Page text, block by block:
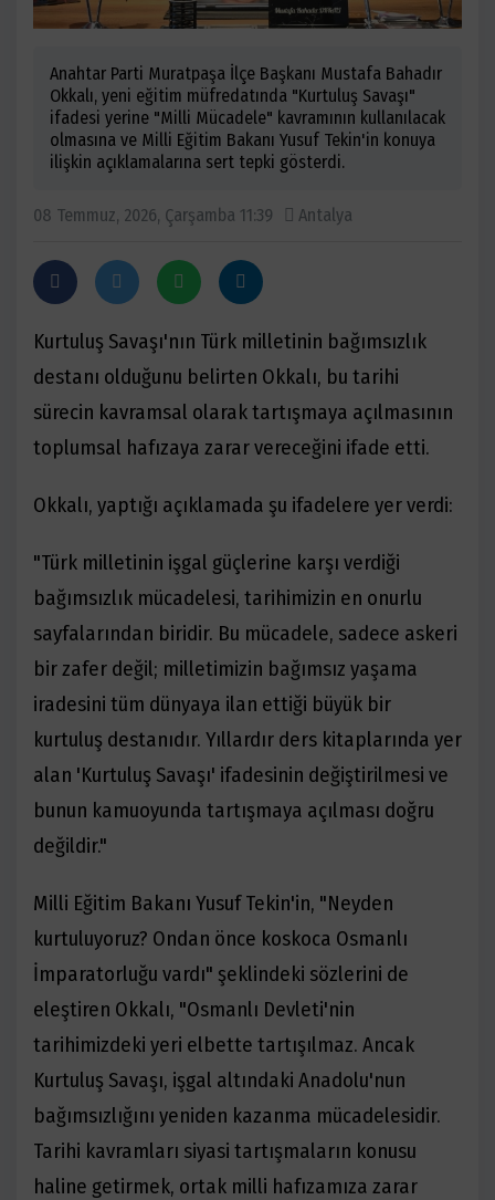
Anahtar Parti Muratpaşa İlçe Başkanı Mustafa Bahadır
Okkalı, yeni eğitim müfredatında "Kurtuluş Savaşı"
ifadesi yerine "Milli Mücadele" kavramının kullanılacak
olmasına ve Milli Eğitim Bakanı Yusuf Tekin'in konuya
ilişkin açıklamalarına sert tepki gösterdi.
08 Temmuz, 2026, Çarşamba 11:39 Antalya
Kurtuluş Savaşı'nın Türk milletinin bağımsızlık
destanı olduğunu belirten Okkalı, bu tarihi
sürecin kavramsal olarak tartışmaya açılmasının
toplumsal hafızaya zarar vereceğini ifade etti.
Okkalı, yaptığı açıklamada şu ifadelere yer verdi:
"Türk milletinin işgal güçlerine karşı verdiği
bağımsızlık mücadelesi, tarihimizin en onurlu
sayfalarından biridir. Bu mücadele, sadece askeri
bir zafer değil; milletimizin bağımsız yaşama
iradesini tüm dünyaya ilan ettiği büyük bir
kurtuluş destanıdır. Yıllardır ders kitaplarında yer
alan 'Kurtuluş Savaşı' ifadesinin değiştirilmesi ve
bunun kamuoyunda tartışmaya açılması doğru
değildir."
Milli Eğitim Bakanı Yusuf Tekin'in, "Neyden
kurtuluyoruz? Ondan önce koskoca Osmanlı
İmparatorluğu vardı" şeklindeki sözlerini de
eleştiren Okkalı, "Osmanlı Devleti'nin
tarihimizdeki yeri elbette tartışılmaz. Ancak
Kurtuluş Savaşı, işgal altındaki Anadolu'nun
bağımsızlığını yeniden kazanma mücadelesidir.
Tarihi kavramları siyasi tartışmaların konusu
haline getirmek, ortak milli hafızamıza zarar